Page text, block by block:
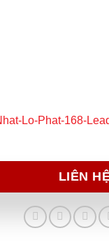
Lo-Phat-168-
LIÊN